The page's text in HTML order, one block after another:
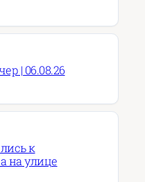
| 06.08.26
к
на улице